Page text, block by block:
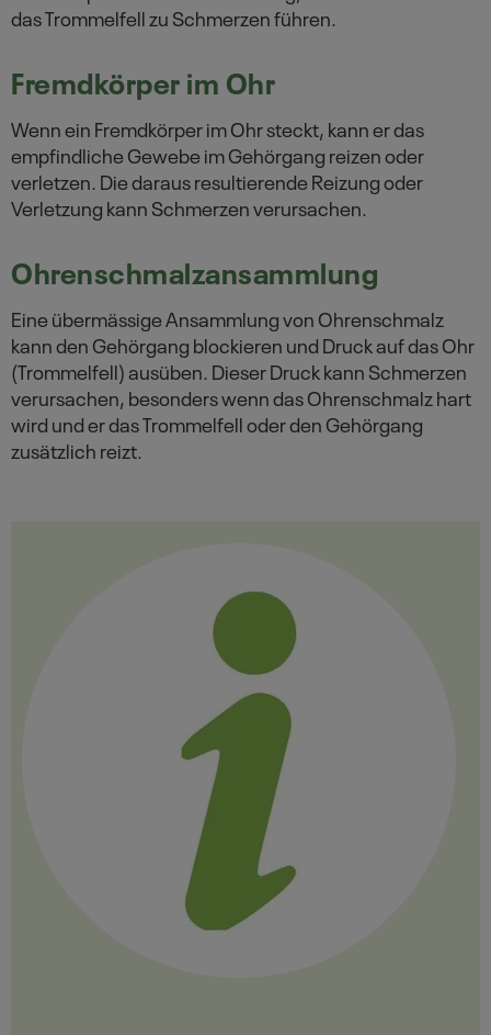
das Trommelfell zu Schmerzen führen.
Fremdkörper im Ohr
Wenn ein Fremdkörper im Ohr steckt, kann er das
empfindliche Gewebe im Gehörgang reizen oder
verletzen. Die daraus resultierende Reizung oder
Verletzung kann Schmerzen verursachen.
Ohrenschmalzansammlung
Eine übermässige Ansammlung von Ohrenschmalz
kann den Gehörgang blockieren und Druck auf das Ohr
(Trommelfell) ausüben. Dieser Druck kann Schmerzen
verursachen, besonders wenn das Ohrenschmalz hart
wird und er das Trommelfell oder den Gehörgang
zusätzlich reizt.